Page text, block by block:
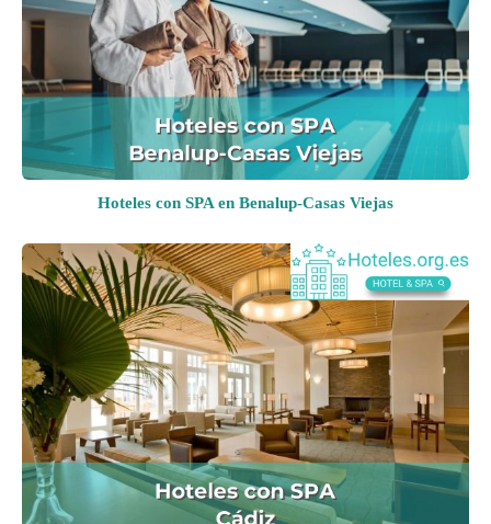
Hoteles con SPA en Benalup-Casas Viejas